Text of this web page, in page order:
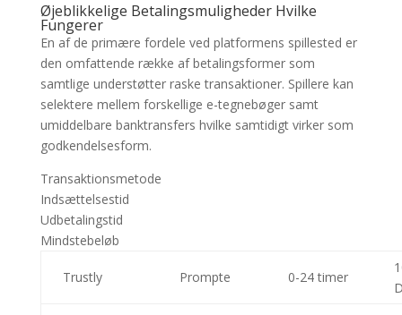
Øjeblikkelige Betalingsmuligheder Hvilke
Fungerer
En af de primære fordele ved platformens spillested er
den omfattende række af betalingsformer som
samtlige understøtter raske transaktioner. Spillere kan
selektere mellem forskellige e-tegnebøger samt
umiddelbare banktransfers hvilke samtidigt virker som
godkendelsesform.
Transaktionsmetode
Indsættelsestid
Udbetalingstid
Mindstebeløb
Trustly Prompte 0-24 timer